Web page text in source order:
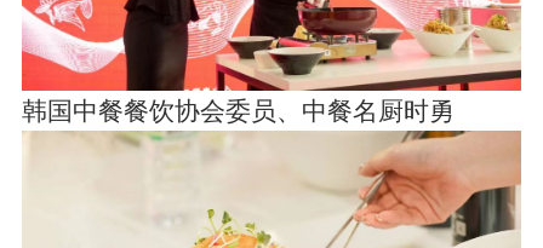
韩国中餐餐饮协会委员、中餐名厨时勇